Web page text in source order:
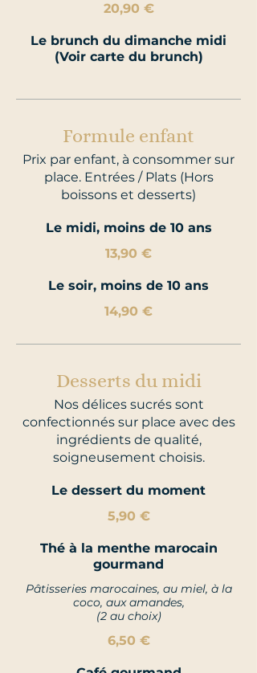
20,90 €
Le brunch du dimanche midi
(Voir carte du brunch)
Formule enfant
Prix par enfant, à consommer sur
place. Entrées / Plats (Hors
boissons et desserts)
Le midi, moins de 10 ans
13,90 €
Le soir, moins de 10 ans
14,90 €
Desserts du midi
Nos délices sucrés sont
confectionnés sur place avec des
ingrédients de qualité,
soigneusement choisis.
Le dessert du moment
5,90 €
Thé à la menthe marocain
gourmand
Pâtisseries marocaines, au miel, à la
coco, aux amandes,
(2 au choix)
6,50 €